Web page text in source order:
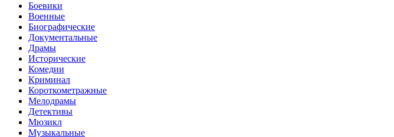
Боевики
Военные
Биографические
Документальные
Драмы
Исторические
Комедии
Криминал
Короткометражные
Мелодрамы
Детективы
Мюзикл
Музыкальные